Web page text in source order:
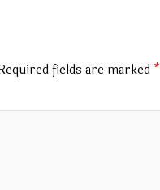
fields are marked *